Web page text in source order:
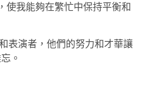
使我能夠在繁忙中保持平衡和
表演者，他們的努力和才華讓
。